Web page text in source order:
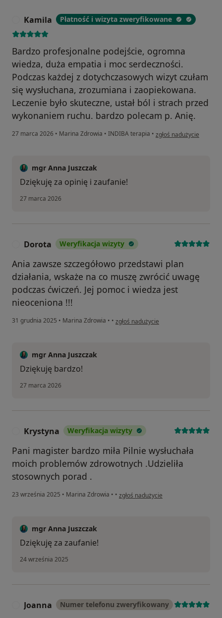
Kamila Płatność i wizyta zweryfikowane
Bardzo profesjonalne podejście, ogromna
wiedza, duża empatia i moc serdeczności.
Podczas każdej z dotychczasowych wizyt czułam
się wysłuchana, zrozumiana i zaopiekowana.
Leczenie było skuteczne, ustał ból i strach przed
wykonaniem ruchu. bardzo polecam p. Anię.
27 marca 2026 • Marina Zdrowia • INDIBA terapia • w opinii użytkownika
zgłoś nadużycie
mgr Anna Juszczak
Dziękuję za opinię i zaufanie!
27 marca 2026
Dorota Weryfikacja wizyty
Ania zawsze szczegółowo przedstawi plan
działania, wskaże na co muszę zwrócić uwagę
podczas ćwiczeń. Jej pomoc i wiedza jest
nieoceniona !!!
31 grudnia 2025 • Marina Zdrowia • • w opinii użytkownika Dorota
zgłoś nadużycie
mgr Anna Juszczak
Dziękuję bardzo!
27 marca 2026
Krystyna Weryfikacja wizyty
Pani magister bardzo miła Pilnie wysłuchała
moich problemów zdrowotnych .Udzieliła
stosownych porad .
23 września 2025 • Marina Zdrowia • • w opinii użytkownika Krystyna
zgłoś nadużycie
mgr Anna Juszczak
Dziękuję za zaufanie!
24 września 2025
Joanna Numer telefonu zweryfikowany